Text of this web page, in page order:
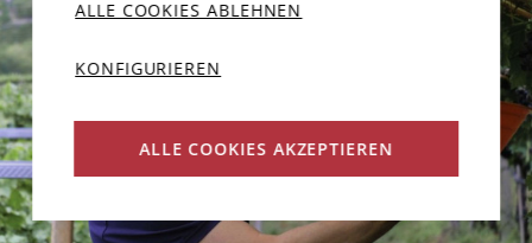
ALLE COOKIES ABLEHNEN
KONFIGURIEREN
ALLE COOKIES AKZEPTIEREN